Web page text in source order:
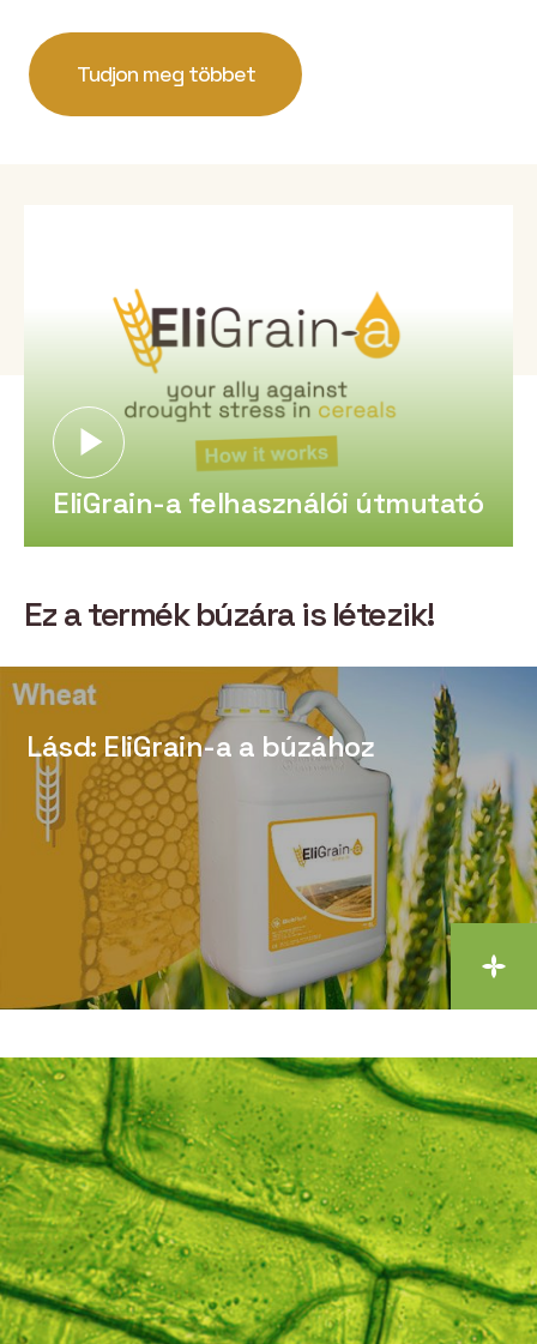
Tudjon meg többet
EliGrain-a felhasználói útmutató
Ez a termék búzára is létezik!
Lásd: EliGrain-a a búzához